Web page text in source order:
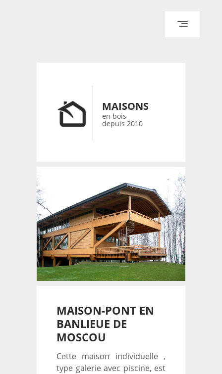
CONTACT
MAISONS
en bois
depuis 2010
MAISON-PONT EN
BANLIEUE DE
MOSCOU
Cette maison individuelle ,
type galerie avec piscine, est